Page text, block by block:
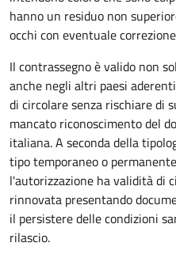
hanno un residuo non
occhi con eventuale
Il contrassegno è valido non
anche negli altri paesi
di circolare senza rischiare di
mancato riconoscimento del
italiana. A seconda della
tipo temporaneo o
l'autorizzazione ha validità di
rinnovata presentando
il persistere delle condizioni
rilascio.